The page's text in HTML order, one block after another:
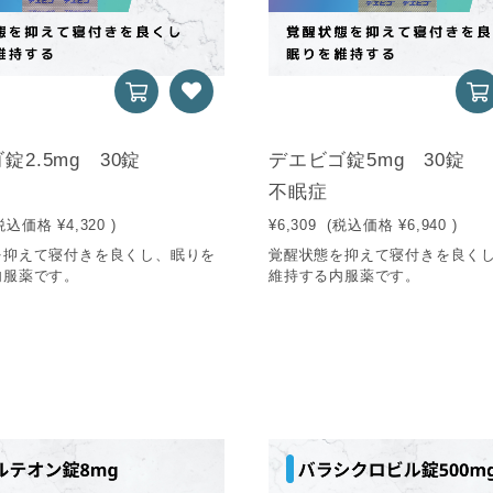
錠2.5mg 30錠
価格 ¥4,320 )
えて寝付きを良くし、眠りを
薬です。
デエビゴ錠5mg 30錠
不眠症
¥6,309 (税込価格 ¥6,940 )
覚醒状態を抑えて寝付きを良く
維持する内服薬です。